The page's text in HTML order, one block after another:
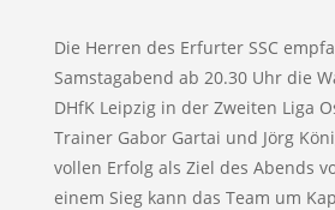
Die Herren des Erfurter SSC
Samstagabend ab 20.30 Uhr die
DHfK Leipzig in der Zweiten Liga
Trainer Gabor Gartai und Jörg
vollen Erfolg als Ziel des Abends
einem Sieg kann das Team um